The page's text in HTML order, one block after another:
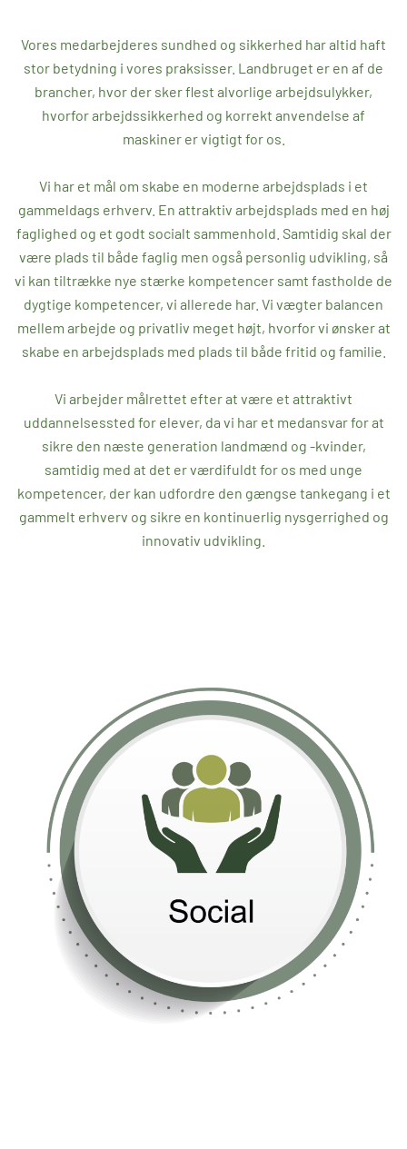
Vores medarbejderes sundhed og sikkerhed har altid haft
stor betydning i vores praksisser. Landbruget er en af de
brancher, hvor der sker flest alvorlige arbejdsulykker,
hvorfor arbejdssikkerhed og korrekt anvendelse af
maskiner er vigtigt for os.
Vi har et mål om skabe en moderne arbejdsplads i et
gammeldags erhverv. En attraktiv arbejdsplads med en høj
faglighed og et godt socialt sammenhold. Samtidig skal der
være plads til både faglig men også personlig udvikling, så
vi kan tiltrække nye stærke kompetencer samt fastholde de
dygtige kompetencer, vi allerede har. Vi vægter balancen
mellem arbejde og privatliv meget højt, hvorfor vi ønsker at
skabe en arbejdsplads med plads til både fritid og familie.
Vi arbejder målrettet efter at være et attraktivt
uddannelsessted for elever, da vi har et medansvar for at
sikre den næste generation landmænd og -kvinder,
samtidig med at det er værdifuldt for os med unge
kompetencer, der kan udfordre den gængse tankegang i et
gammelt erhverv og sikre en kontinuerlig nysgerrighed og
innovativ udvikling.